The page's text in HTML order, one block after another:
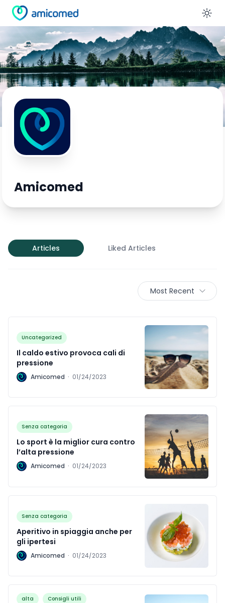
A
Amicomed
Articles Liked Articles
Most Recent
Uncategorized
Il caldo estivo provoca cali di
pressione
A Amicomed · 01/24/2023
Senza categoria
Lo sport è la miglior cura contro
l’alta pressione
A Amicomed · 01/24/2023
Senza categoria
Aperitivo in spiaggia anche per
gli ipertesi
A Amicomed · 01/24/2023
alta Consigli utili